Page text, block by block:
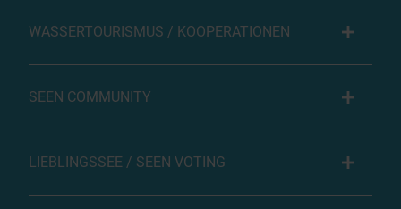
WASSERTOURISMUS / KOOPERATIONEN
SEEN COMMUNITY
LIEBLINGSSEE / SEEN VOTING